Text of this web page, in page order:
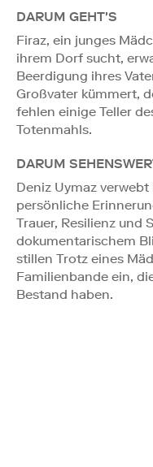
DARUM GEHT'S
Firaz, ein junges
ihrem Dorf sucht,
Beerdigung ihres
Großvater kümmert,
fehlen einige Teller
Totenmahls.
DARUM
Deniz Uymaz
persönliche
Trauer, Resilienz und
dokumentarischem
stillen Trotz eines
Familienbande ein,
Bestand haben.